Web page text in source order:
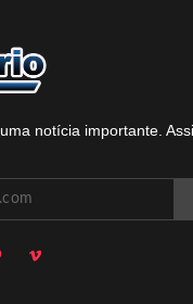
notícia importante.